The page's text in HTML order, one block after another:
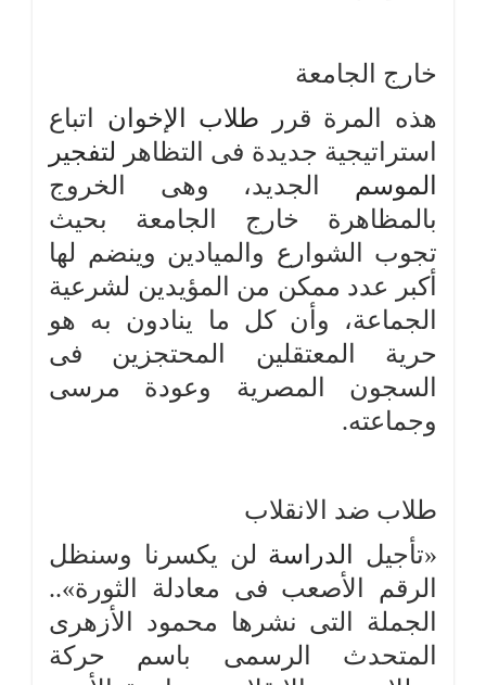
خارج الجامعة
هذه المرة قرر طلاب الإخوان اتباع
استراتيجية جديدة فى التظاهر لتفجير
الموسم الجديد، وهى الخروج
بالمظاهرة خارج الجامعة بحيث
تجوب الشوارع والميادين وينضم لها
أكبر عدد ممكن من المؤيدين لشرعية
الجماعة، وأن كل ما ينادون به هو
حرية المعتقلين المحتجزين فى
السجون المصرية وعودة مرسى
وجماعته.
طلاب ضد الانقلاب
«تأجيل
الدراسة لن يكسرنا وسنظل
الرقم الأصعب فى معادلة الثورة»..
الجملة التى نشرها محمود الأزهرى
المتحدث الرسمى باسم حركة